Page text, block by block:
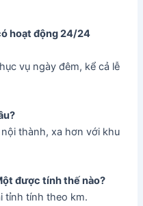
hoạt động 24/24
vụ ngày đêm, kể cả lễ
thành, xa hơn với khu
được tính thế nào?
tỉnh tính theo km.